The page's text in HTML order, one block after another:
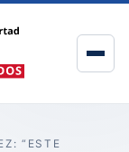
“ESTE